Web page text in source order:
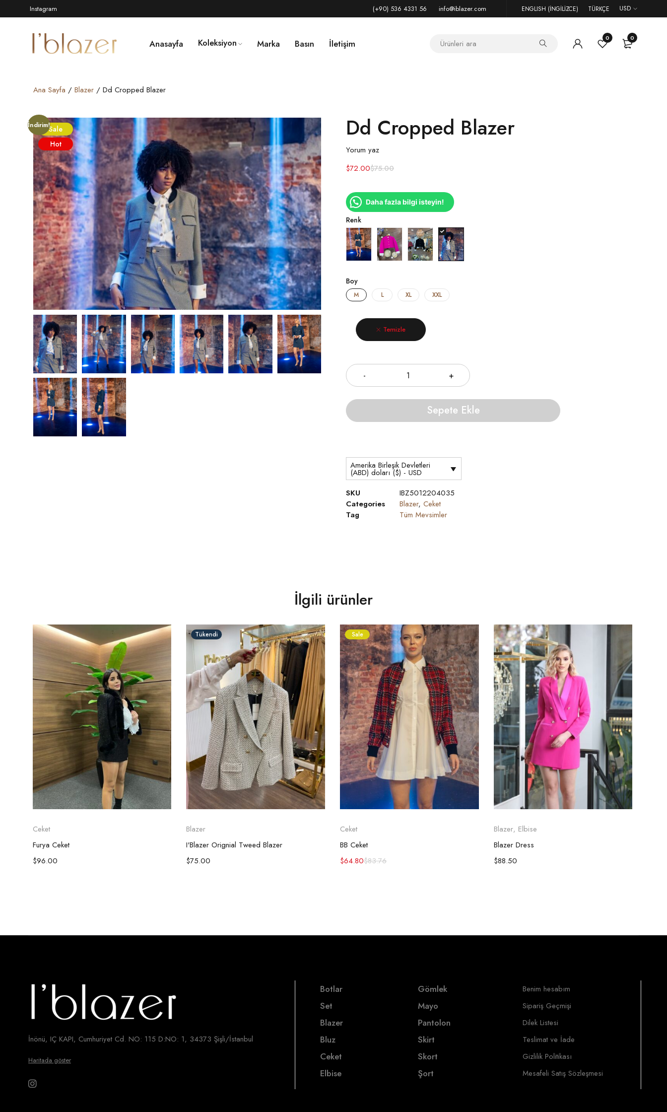
Instagram (+90) 536 4331 56 info@iblazer.com ENGLISH (İNGILIZCE) TÜRKÇE USD
Anasayfa Koleksiyon Marka Basın İletişim 0 0
Ana Sayfa / Blazer / Dd Cropped Blazer
İndirim!Sale
Hot
Dd Cropped Blazer
Yorum yaz
$75.00
$72.00
Daha fazla bilgi isteyin!
Renk
Boy
M L XL XXL
Temizle
Sepete Ekle
Amerika Birleşik Devletleri
(ABD) doları ($) - USD
SKU
IBZ5012204035
Categories
Blazer, Ceket
Tag
Tüm Mevsimler
İlgili ürünler
Ceket
Furya Ceket
$96.00
Tükendi
Blazer
I'Blazer Orignial Tweed Blazer
$75.00
Sale
Ceket
BB Ceket
$83.76
$64.80
Blazer, Elbise
Blazer Dress
$88.50
İnönü, IÇ KAPI, Cumhuriyet Cd. NO: 115 D:NO: 1, 34373 Şişli/İstanbul
Haritada göster
Botlar
Set
Blazer
Bluz
Ceket
Elbise
Gömlek
Mayo
Pantolon
Skirt
Skort
Şort
Benim hesabım
Sipariş Geçmişi
Dilek Listesi
Teslimat ve İade
Gizlilik Politikası
Mesafeli Satış Sözleşmesi